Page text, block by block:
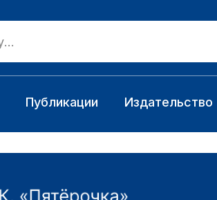
Публикации Издательство